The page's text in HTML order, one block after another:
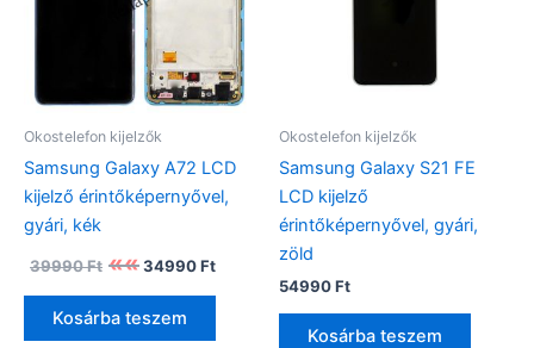
Okostelefon kijelzők
Samsung Galaxy A72 LCD
kijelző érintőképernyővel,
gyári, kék
39990Ft
Original
price
was:
39990 Ft.
34990Ft
price
is:
34990 Ft.
Kosárba teszem
Okostelefon kijelzők
Samsung Galaxy S21 FE
LCD kijelző
érintőképernyővel, gyári,
zöld
54990Ft
Kosárba teszem